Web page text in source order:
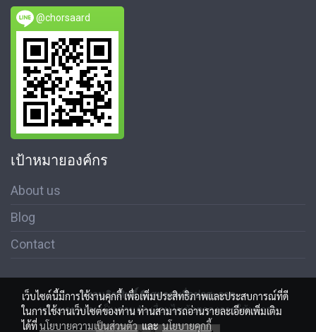
@chorsaard
เป้าหมายองค์กร
About us
Blog
Contact
สงวนลิขสิทธิ์ © สมาคมสื่อช่อสะอาด
นโนบายความเป็นส่วนตัว เงื่อนไขข้อตกลงการใช้บริการ
เว็บไซต์นี้มีการใช้งานคุกกี้ เพื่อเพิ่มประสิทธิภาพและประสบการณ์ที่ดี
ในการใช้งานเว็บไซต์ของท่าน ท่านสามารถอ่านรายละเอียดเพิ่มเติม
ได้ที่นโยบายความเป็นส่วนตัวและนโยบายคุกกี้